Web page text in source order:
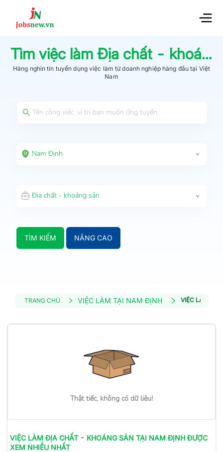
Tìm việc làmĐịa chất - khoáng sản
Hàng nghìn tin tuyển dụng việc làm từdoanh nghiệp hàng đầu tại Việt
Nam
Nam Định
Địa chất - khoáng sản
TÌM KIẾM NÂNG CAO
TRANG CHỦ VIỆC LÀM TẠI NAM ĐỊNH VIỆC LÀM ĐỊA
Thật tiếc, không có dữ liệu!
VIỆC LÀM ĐỊA CHẤT - KHOÁNG SẢN TẠI NAM ĐỊNH ĐƯỢC
XEM NHIỀU NHẤT